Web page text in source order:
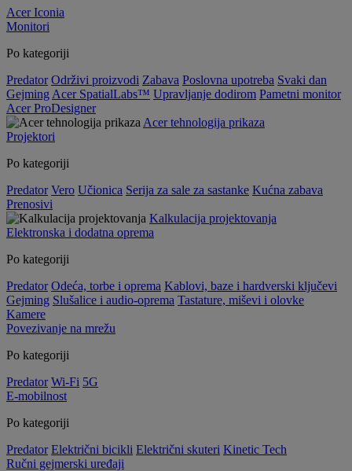
Acer Iconia
Monitori
Po kategoriji
Predator Održivi proizvodi Zabava Poslovna upotreba Svaki dan
Gejming Acer SpatialLabs™ Upravljanje dodirom Pametni monitor
Acer ProDesigner
Acer tehnologija prikaza
Projektori
Po kategoriji
Predator Vero Učionica Serija za sale za sastanke Kućna zabava
Prenosivi
Kalkulacija projektovanja
Elektronska i dodatna oprema
Po kategoriji
Predator Odeća, torbe i oprema Kablovi, baze i hardverski ključevi
Gejming Slušalice i audio-oprema Tastature, miševi i olovke
Kamere
Povezivanje na mrežu
Po kategoriji
Predator Wi-Fi 5G
E-mobilnost
Po kategoriji
Predator Električni bicikli Električni skuteri Kinetic Tech
Ručni gejmerski uređaji